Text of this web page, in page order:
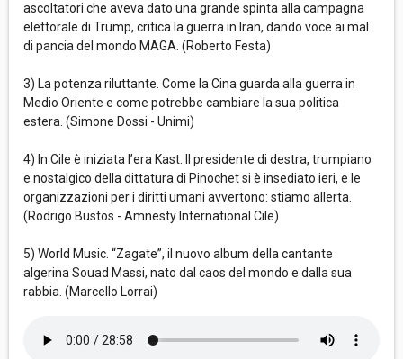
ascoltatori che aveva dato una grande spinta alla campagna
elettorale di Trump, critica la guerra in Iran, dando voce ai mal
di pancia del mondo MAGA. (Roberto Festa)
3) La potenza riluttante. Come la Cina guarda alla guerra in
Medio Oriente e come potrebbe cambiare la sua politica
estera. (Simone Dossi - Unimi)
4) In Cile è iniziata l’era Kast. Il presidente di destra, trumpiano
e nostalgico della dittatura di Pinochet si è insediato ieri, e le
organizzazioni per i diritti umani avvertono: stiamo allerta.
(Rodrigo Bustos - Amnesty International Cile)
5) World Music. “Zagate”, il nuovo album della cantante
algerina Souad Massi, nato dal caos del mondo e dalla sua
rabbia. (Marcello Lorrai)